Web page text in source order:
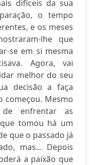
difíceis da sua
o tempo
e os meses
lhe que
se em si mesma
Agora, vai
melhor do seu
decisão a faça
começou. Mesmo
enfrentar as
tomou há um
que o passado já
mas… Depois
a paixão que